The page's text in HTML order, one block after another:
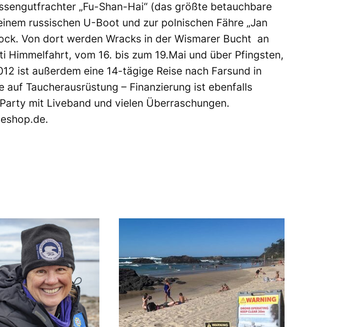
„Fu-Shan-Hai“ (das größte betauchbare
russischen U-Boot und zur polnischen Fähre „Jan
Von dort werden Wracks in der Wismarer Bucht an
vom 16. bis zum 19.Mai und über Pfingsten,
ist außerdem eine 14-tägige Reise nach Farsund in
Taucherausrüstung – Finanzierung ist ebenfalls
mit Liveband und vielen Überraschungen.